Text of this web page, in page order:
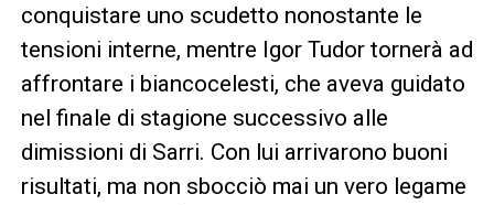
conquistare uno scudetto nonostante le
tensioni interne, mentre Igor Tudor tornerà ad
affrontare i biancocelesti, che aveva guidato
nel finale di stagione successivo alle
dimissioni di Sarri. Con lui arrivarono buoni
risultati, ma non sbocciò mai un vero legame